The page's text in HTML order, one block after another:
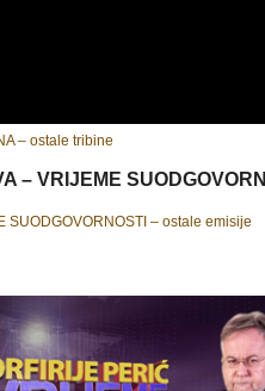
– ostale tribine
– VRIJEME
SUODGOVORNOSTI – ostale emisije